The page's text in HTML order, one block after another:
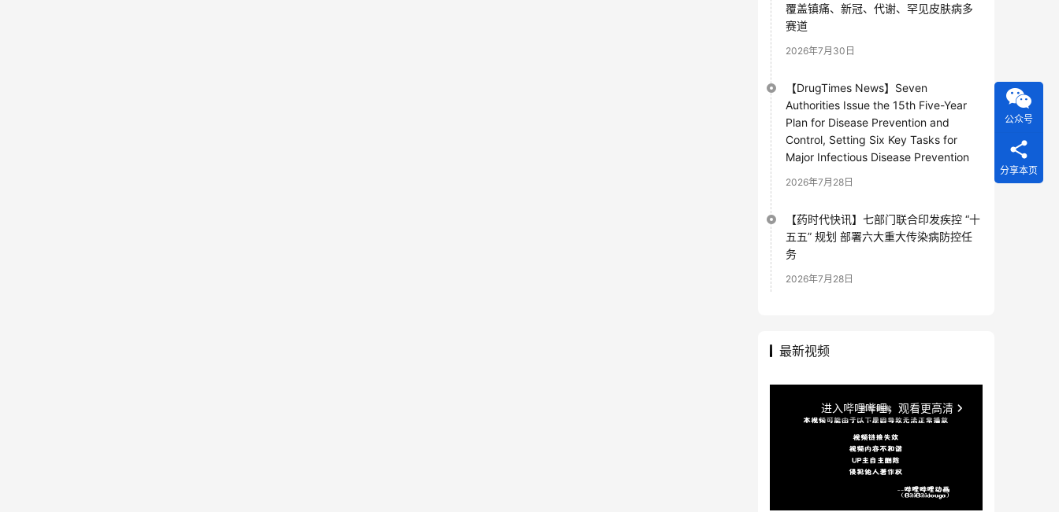
覆盖镇痛、新冠、代谢、罕见皮肤病多
赛道
2026年7月30日
【DrugTimes News】Seven
Authorities Issue the 15th Five-Year
Plan for Disease Prevention and
Control, Setting Six Key Tasks for
Major Infectious Disease Prevention
2026年7月28日
【药时代快讯】七部门联合印发疾控 “十
五五” 规划 部署六大重大传染病防控任
务
2026年7月28日
最新视频
公众号
分享本页